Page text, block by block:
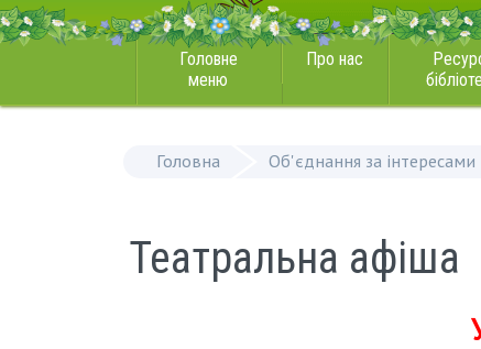
Головне
меню
Про нас
Головна Об'єднання за інтересами
Театральна афіша